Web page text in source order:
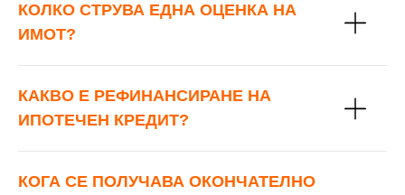
КОЛКО СТРУВА ЕДНА ОЦЕНКА НА
ИМОТ?
КАКВО Е РЕФИНАНСИРАНЕ НА
ИПОТЕЧЕН КРЕДИТ?
КОГА СЕ ПОЛУЧАВА ОКОНЧАТЕЛНО